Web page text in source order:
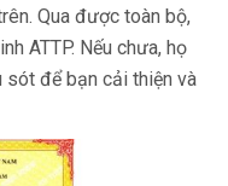
Qua được toàn bộ,
ATTP. Nếu chưa, họ
sót để bạn cải thiện và